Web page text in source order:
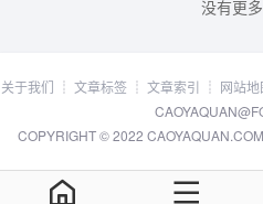
没有更
关于我们 ┊ 文章标签┊ 文章索引 ┊ 网站地
COPYRIGHT © 2022 CAOYAQUAN.COM